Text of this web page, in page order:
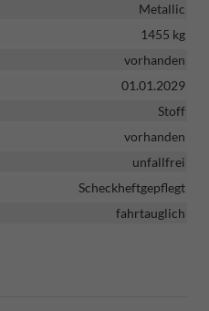
Metallic
1455 kg
vorhanden
01.01.2029
Stoff
vorhanden
unfallfrei
Scheckheftgepflegt
fahrtauglich